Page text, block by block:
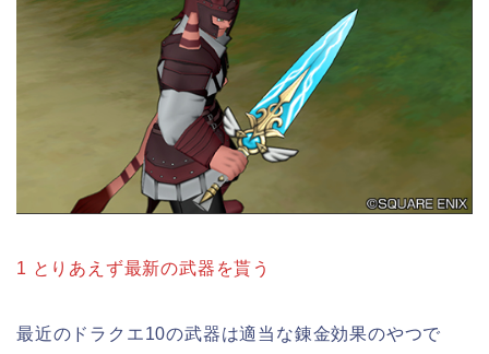
1 とりあえず最新の武器を貰う
最近のドラクエ10の武器は適当な錬金効果のやつで